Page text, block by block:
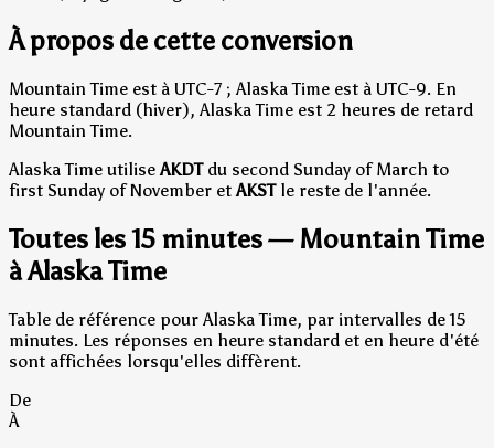
À propos de cette conversion
Mountain Time est à UTC-7 ; Alaska Time est à UTC-9. En
heure standard (hiver), Alaska Time est 2 heures de retard
Mountain Time.
Alaska Time utilise AKDTdu second Sunday of March to
first Sunday of November et AKSTle reste de l'année.
Toutes les 15 minutes — Mountain Time
à Alaska Time
Table de référence pour Alaska Time, par intervalles de 15
minutes. Les réponses en heure standard et en heure d'été
sont affichées lorsqu'elles diffèrent.
De
À